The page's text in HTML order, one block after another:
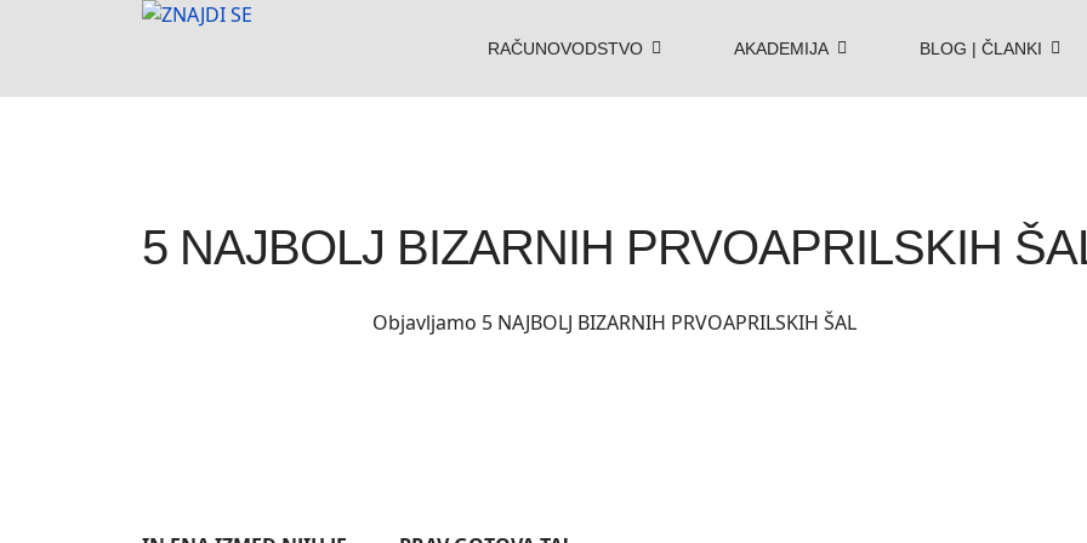
RAČUNOVODSTVO AKADEMIJA BLOG | ČLANKI
5 NAJBOLJ BIZARNIH PRVOAPRILSKIH
Objavljamo 5 NAJBOLJ BIZARNIH PRVOAPRILSKIH ŠAL